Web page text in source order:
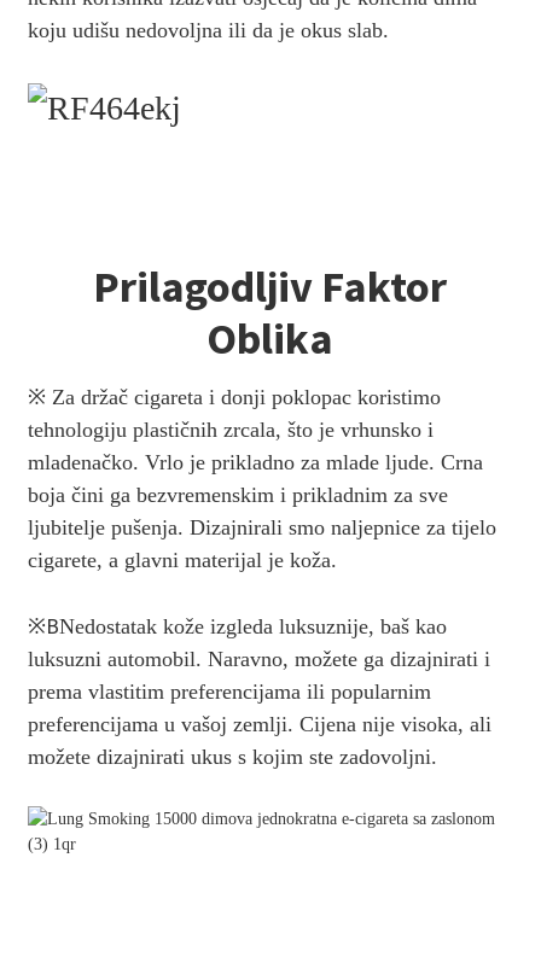
koju udišu nedovoljna ili da je okus slab.
Prilagodljiv Faktor
Oblika
※ Za držač cigareta i donji poklopac koristimo
tehnologiju plastičnih zrcala, što je vrhunsko i
mladenačko. Vrlo je prikladno za mlade ljude. Crna
boja čini ga bezvremenskim i prikladnim za sve
ljubitelje pušenja. Dizajnirali smo naljepnice za tijelo
cigarete, a glavni materijal je koža.
※BNedostatak kože izgleda luksuznije, baš kao
luksuzni automobil. Naravno, možete ga dizajnirati i
prema vlastitim preferencijama ili popularnim
preferencijama u vašoj zemlji. Cijena nije visoka, ali
možete dizajnirati ukus s kojim ste zadovoljni.